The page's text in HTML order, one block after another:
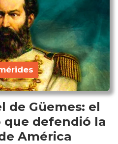
de Güemes: el
defendió la
América